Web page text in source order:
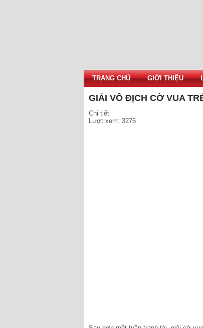
TRANG CHỦ GIỚI THIỆU
GIẢI VÔ ĐỊCH CỜ VUA
Chi tiết
Lượt xem: 3276